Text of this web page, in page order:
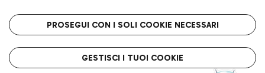
Roma FCO
L'aeroporto stellato
PROSEGUI CON I SOLI COOKIE NECESSARI
GESTISCI I TUOI COOKIE